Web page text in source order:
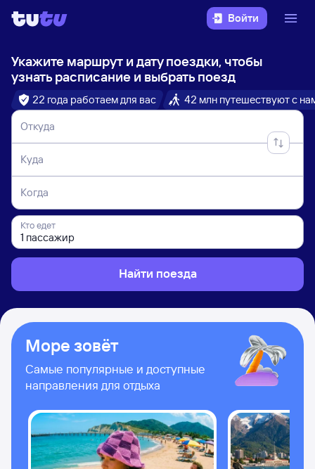
Войти
Укажите маршрут и дату поездки, чтобы
узнать расписание и выбрать поезд
22 года работаем для вас
42 млн путешествуют с
Откуда
Куда
Когда
Кто едет
Найти поезда
Море зовёт
Самые популярные и доступные
направления для отдыха